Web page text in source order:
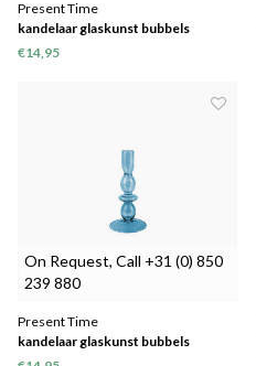
Present Time
kandelaar glaskunst bubbels
GROEN
€14,95
On Request, Call +31 (0) 850
239 880
Present Time
kandelaar glaskunst bubbels